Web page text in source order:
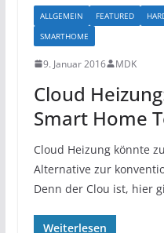
ALLGEMEIN FEATURED
SMARTHOME
9. Januar 2016 MDK
Cloud
Smart Home
Cloud Heizung könnte
Alternative zur
Denn der Clou ist, hier
Weiterlesen